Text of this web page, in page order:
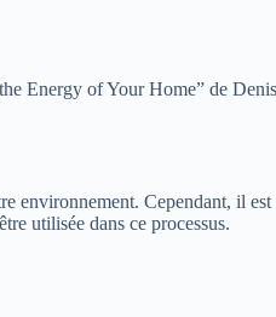
Energy of Your Home” de
environnement. Cependant, il
utilisée dans ce processus.